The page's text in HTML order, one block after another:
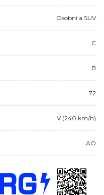
Osobní a SUV
C
B
72
V (240 km/h)
AO